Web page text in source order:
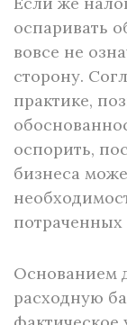
оспаривать
вовсе не
сторону.
практике,
оспорить,
бизнеса
потраченных
Основанием
расходную